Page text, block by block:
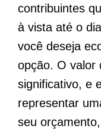
contribuintes
à vista até o
você deseja
opção. O valor
significativo, e
representar
seu